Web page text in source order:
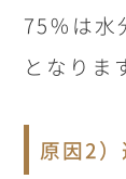
75％は水
となりま
原因2）